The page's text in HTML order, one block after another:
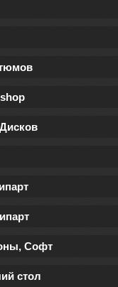
Софт
стол